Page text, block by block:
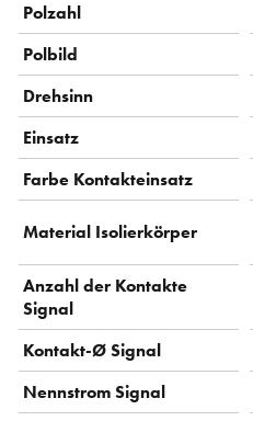
Polzahl
Polbild
Drehsinn
Einsatz
Farbe Kontakteinsatz
Material Isolierkörper
Anzahl der Kontakte
Signal
Kontakt-Ø Signal
Nennstrom Signal